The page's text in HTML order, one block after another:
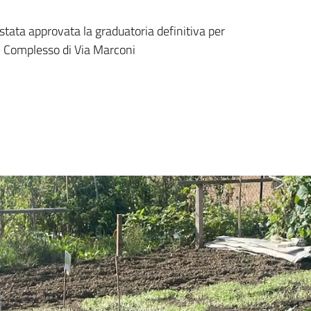
definitiva orti urbani
approvata la graduatoria definitiva per
di Via Marconi